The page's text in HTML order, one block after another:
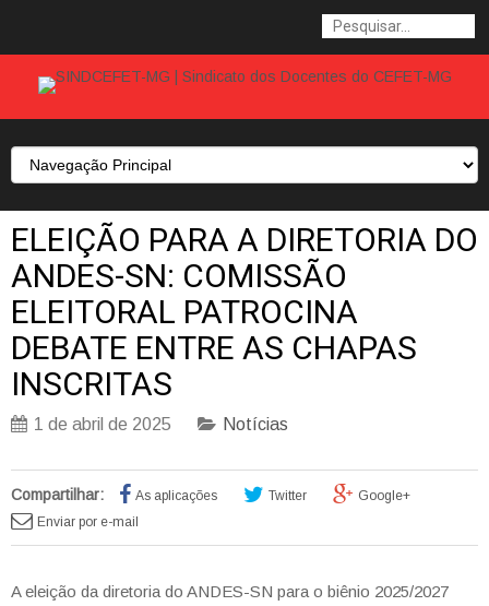
ELEIÇÃO PARA A DIRETORIA DO
ANDES-SN: COMISSÃO
ELEITORAL PATROCINA
DEBATE ENTRE AS CHAPAS
INSCRITAS
1 de abril de 2025 Notícias
Compartilhar: As aplicações Twitter
Google+
Enviar por e-mail
A eleição da diretoria do ANDES-SN para o biênio 2025/2027